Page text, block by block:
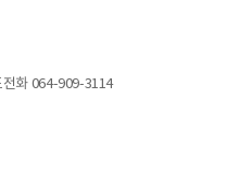
전화 064-909-3114